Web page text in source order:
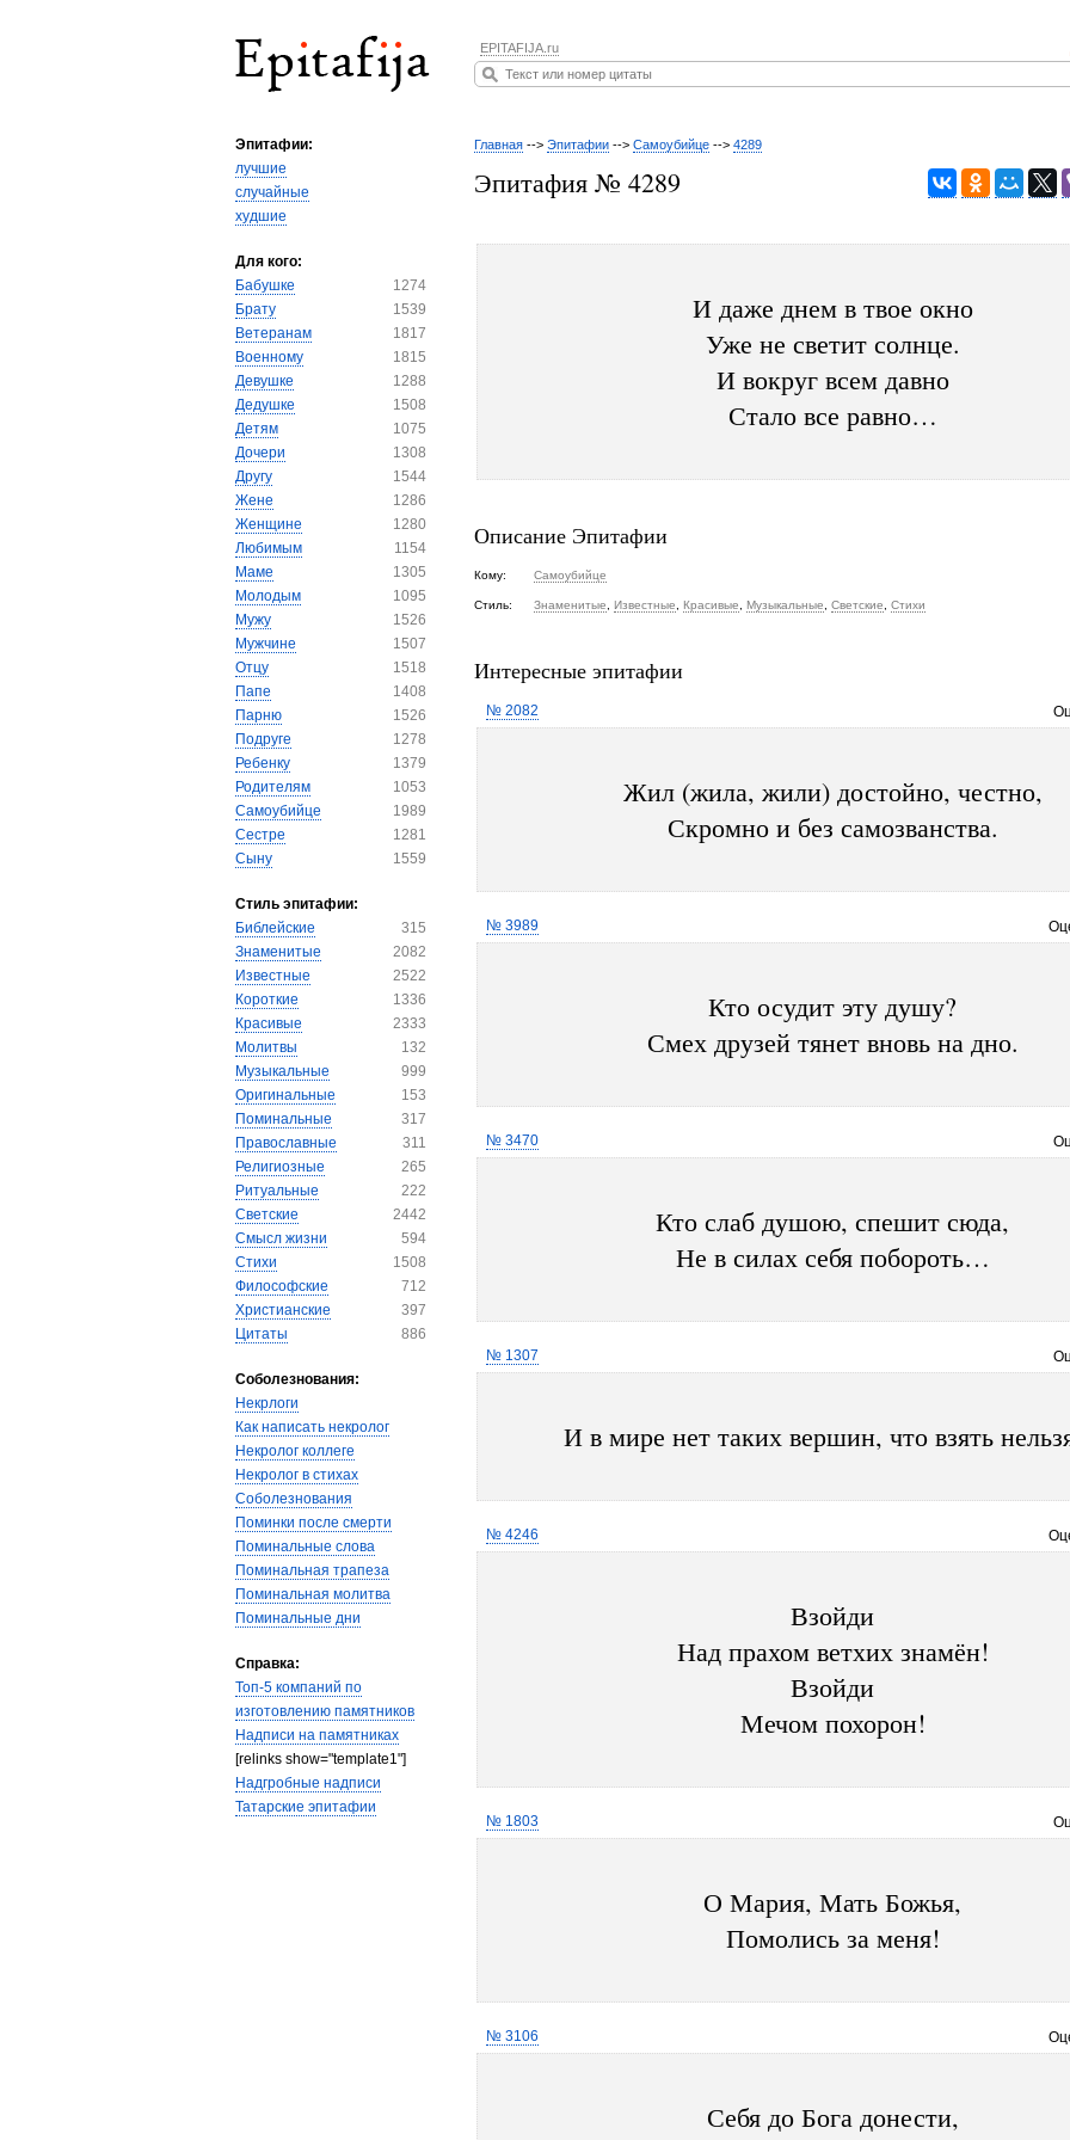
EPITAFIJA.ru
Эпитафии:
лучшие
случайные
худшие
Для кого:
Бабушке
1274
Брату
1539
Ветеранам
1817
Военному
1815
Девушке
1288
Дедушке
1508
Детям
1075
Дочери
1308
Другу
1544
Жене
1286
Женщине
1280
Любимым
1154
Маме
1305
Молодым
1095
Мужу
1526
Мужчине
1507
Отцу
1518
Папе
1408
Парню
1526
Подруге
1278
Ребенку
1379
Родителям
1053
Самоубийце
1989
Сестре
1281
Сыну
1559
Стиль эпитафии:
Библейские
315
Знаменитые
2082
Известные
2522
Короткие
1336
Красивые
2333
Молитвы
132
Музыкальные
999
Оригинальные
153
Поминальные
317
Православные
311
Религиозные
265
Ритуальные
222
Светские
2442
Смысл жизни
594
Стихи
1508
Философские
712
Христианские
397
Цитаты
886
Соболезнования:
Некрлоги
Как написать некролог
Некролог коллеге
Некролог в стихах
Соболезнования
Поминки после смерти
Поминальные слова
Поминальная трапеза
Поминальная молитва
Поминальные дни
Справка:
Топ-5 компаний по
изготовлению памятников
Надписи на памятниках
[relinks show="template1"]
Надгробные надписи
Татарские эпитафии
Главная --> Эпитафии --> Самоубийце --> 4289
Эпитафия № 4289
И даже днем в твое окно
Уже не светит солнце.
И вокруг всем давно
Стало все равно…
Описание Эпитафии
Кому: Самоубийце
Стиль: Знаменитые Известные Красивые Музыкальные Светские Стихи
Интересные эпитафии
№ 2082
Жил (жила, жили) достойно, честно,
Скромно и без самозванства.
№ 3989
Кто осудит эту душу?
Смех друзей тянет вновь на дно.
№ 3470
Кто слаб душою, спешит сюда,
Не в силах себя побороть…
№ 1307
И в мире нет таких вершин, что взять
№ 4246
Взойди
Над прахом ветхих знамён!
Взойди
Мечом похорон!
№ 1803
О Мария, Мать Божья,
Помолись за меня!
№ 3106
Себя до Бога донести,